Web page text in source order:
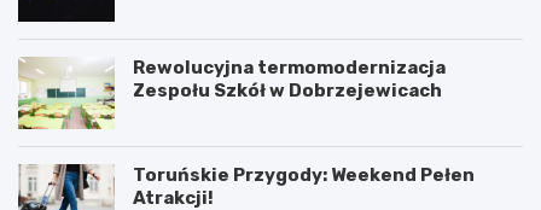
Rewolucyjna termomodernizacja
Zespołu Szkół w Dobrzejewicach
Toruńskie Przygody: Weekend Pełen
Atrakcji!